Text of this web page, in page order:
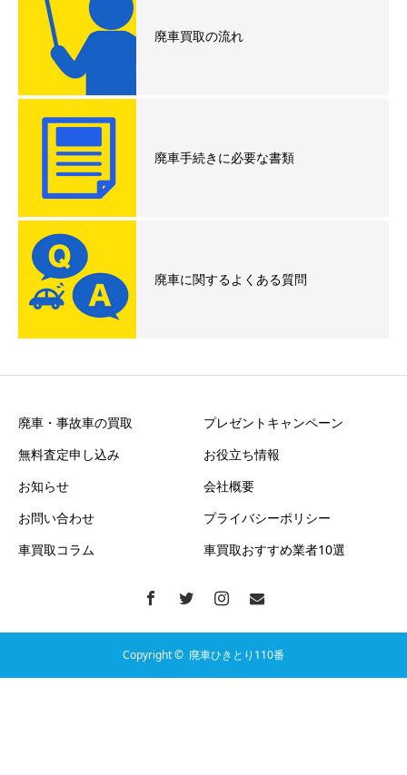
廃車買取の流れ
廃車手続きに必要な書類
廃車に関するよくある質問
廃車・事故車の買取
プレゼントキャンペーン
無料査定申し込み
お役立ち情報
お知らせ
会社概要
お問い合わせ
プライバシーポリシー
車買取コラム
車買取おすすめ業者10選
Copyright © 廃車ひきとり110番